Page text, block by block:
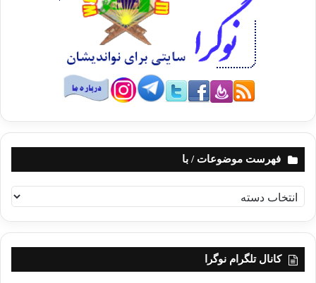
فهرست موضوعات / با
ه
ر
کانال تلگرام نوگرا